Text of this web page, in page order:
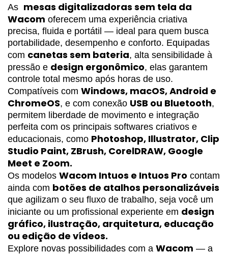
As mesas digitalizadoras sem tela da
Wacom oferecem uma experiência criativa
precisa, fluida e portátil — ideal para quem busca
portabilidade, desempenho e conforto. Equipadas
com canetas sem bateria, alta sensibilidade à
pressão e design ergonômico, elas garantem
controle total mesmo após horas de uso.
Compatíveis com Windows, macOS, Android e
ChromeOS, e com conexão USB ou Bluetooth,
permitem liberdade de movimento e integração
perfeita com os principais softwares criativos e
educacionais, como Photoshop, Illustrator, Clip
Studio Paint, ZBrush, CorelDRAW, Google
Meet e Zoom.
Os modelos Wacom Intuos e Intuos Pro contam
ainda com botões de atalhos personalizáveis
que agilizam o seu fluxo de trabalho, seja você um
iniciante ou um profissional experiente em design
gráfico, ilustração, arquitetura, educação
ou edição de vídeos.
Explore novas possibilidades com a Wacom — a